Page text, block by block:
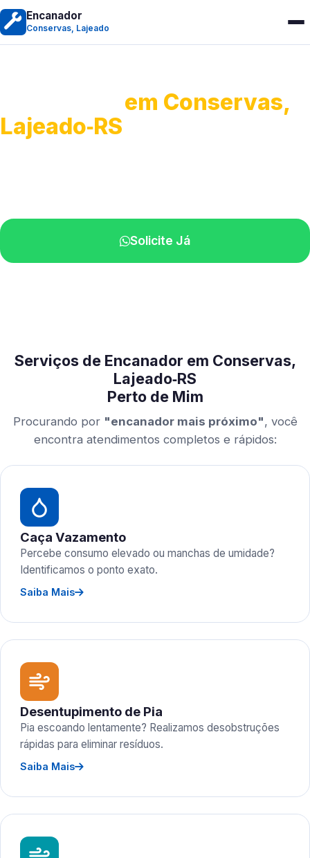
Encanador
Conservas, Lajeado
em Conservas,
Lajeado‑RS
Solicite Já
Serviços de Encanador em Conservas,
Lajeado‑RS
Perto de Mim
Procurando por "encanador mais próximo", você
encontra atendimentos completos e rápidos:
Caça Vazamento
Percebe consumo elevado ou manchas de umidade?
Identificamos o ponto exato.
Saiba Mais
Desentupimento de Pia
Pia escoando lentamente? Realizamos desobstruções
rápidas para eliminar resíduos.
Saiba Mais